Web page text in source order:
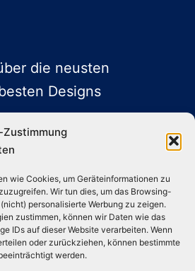
Zustimmung
wie Cookies, um Geräteinformationen zu
Wir tun dies, um das Browsing-
personalisierte Werbung zu zeigen.
zustimmen, können wir Daten wie das
IDs auf dieser Website verarbeiten. Wenn
oder zurückziehen, können bestimmte
werden.
die neusten
Designs
Media